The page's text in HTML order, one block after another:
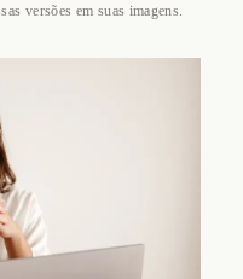
versões em suas imagens.